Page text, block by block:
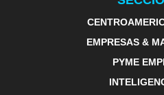
EMPRESAS &
PYME